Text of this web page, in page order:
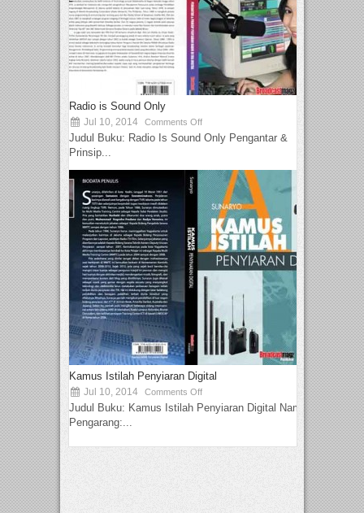
Radio is Sound Only
Jul 10, 2014 Comments Off
Judul Buku: Radio Is Sound Only Pengantar &
Prinsip...
Kamus Istilah Penyiaran Digital
Jul 10, 2014 Comments Off
Judul Buku: Kamus Istilah Penyiaran Digital Nama
Pengarang:...